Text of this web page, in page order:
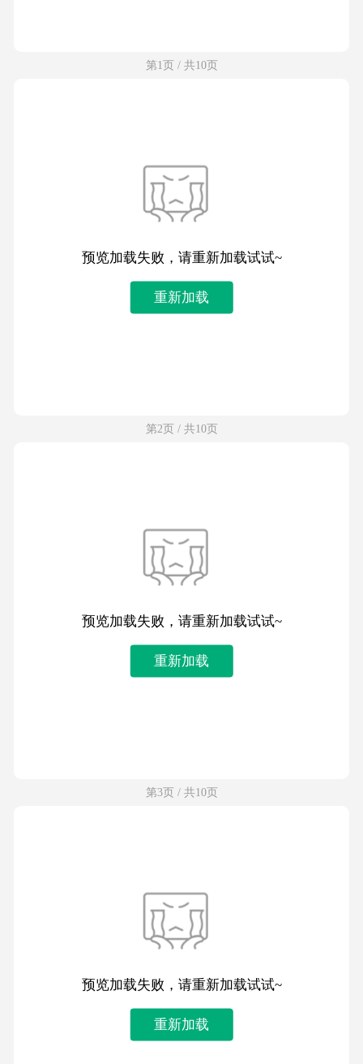
第1页 / 共10页
预览加载失败，请重新加载试试~
重新加载
第2页 / 共10页
预览加载失败，请重新加载试试~
重新加载
第3页 / 共10页
预览加载失败，请重新加载试试~
重新加载